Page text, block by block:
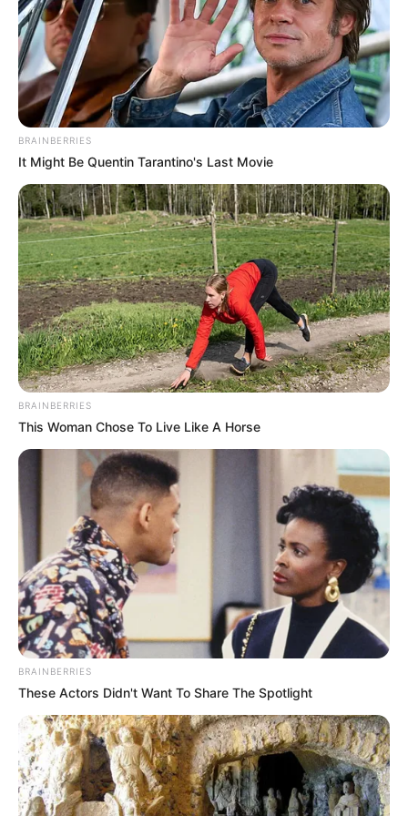
mengusir hama, kutu serta siput yang akan mendekat
(foto: wikipedia)
4. Jika ada tanah yang mati dan ingin menyegarkan
kembali, letakkan di halaman dan pastikan dalam
keadaan basah ya
BRAINBERRIES
It Might Be Quentin Tarantino's Last Movie
BRAINBERRIES
This Woman Chose To Live Like A Horse
BRAINBERRIES
These Actors Didn't Want To Share The Spotlight